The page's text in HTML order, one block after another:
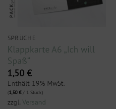
SPRÜCHE
Klappkarte A6 „Ich will
Spaß“
1,50 €
Enthält 19% MwSt.
(1,50€/ 1 Stück)
zzgl. Versand